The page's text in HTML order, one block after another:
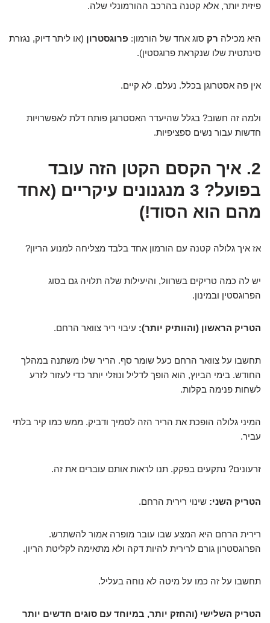
פיזית יותר, אלא קטנה בהרכב ההורמונלי שלה.
היא מכילה רק סוג אחד של הורמון: פרוגסטרון (או ליתר דיוק, נגזרת
סינתטית שלו שנקראת פרוגסטין).
אין פה אסטרוגן בכלל. נעלם. לא קיים.
ולמה זה חשוב? בגלל שהיעדר האסטרוגן פותח דלת לאפשרויות
חדשות עבור נשים ספציפיות.
2. איך הקסם הקטן הזה עובד
בפועל? 3 מנגנונים עיקריים (אחד
מהם הוא הסוד!)
אז איך גלולה קטנה עם הורמון אחד בלבד מצליחה למנוע הריון?
יש לה כמה טריקים בשרוול, והיעילות שלה תלויה גם בסוג
הפרוגסטין ובמינון.
הטריק הראשון (והוותיק יותר): עיבוי ריר צוואר הרחם.
תחשבו על צוואר הרחם כעל שומר סף. הריר שלו משתנה במהלך
החודש. בימי הביוץ, הוא הופך לדליל ונוזלי יותר כדי לעזור לזרע
לשחות פנימה בקלות.
המיני גלולה הופכת את הריר הזה לסמיך ודביק. ממש כמו קיר בלתי
עביר.
זרעונים? נתקעים בפקק. תנו לראות אותם עוברים את זה.
הטריק השני: שינוי רירית הרחם.
רירית הרחם היא המצע שבו עובר מופרה אמור להשתרש.
הפרוגסטרון גורם לרירית להיות דקה ולא מתאימה לקליטת הריון.
תחשבו על זה כמו על מיטה לא נוחה בעליל.
הטריק השלישי (והחזק יותר, במיוחד עם סוגים חדשים יותר